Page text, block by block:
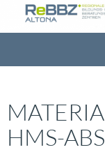
Inhalt
HMS-